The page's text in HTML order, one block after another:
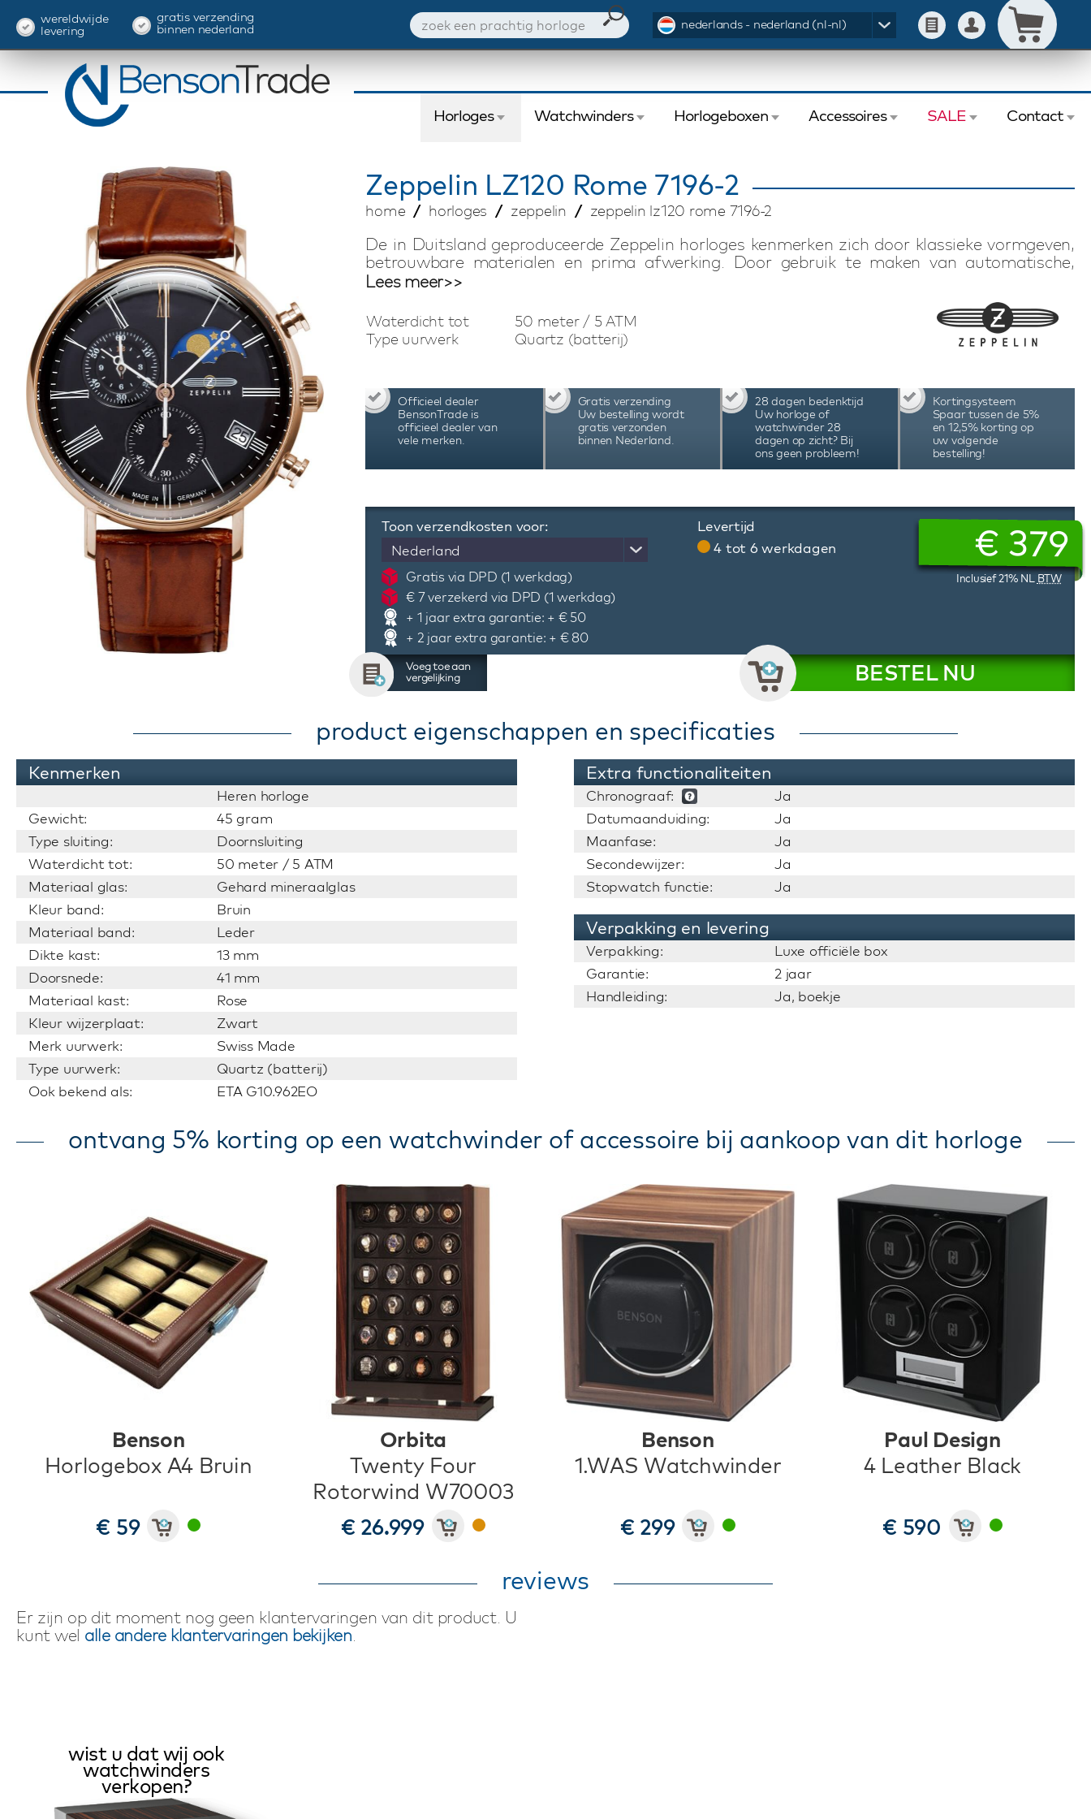
wereldwijde
levering
gratis verzending
binnen nederland nederlands - nederland (nl-nl)
Horloges Watchwinders Horlogeboxen Accessoires SALE Contact
Zeppelin LZ120 Rome 7196-2
home horloges zeppelin zeppelin lz120 rome 7196-2
De in Duitsland geproduceerde Zeppelin horloges kenmerken zich door klassieke vormgeven,
betrouwbare materialen en prima afwerking. Door gebruik te maken van automatische,
mechanische en quartz uurwerken biedt Zeppelin voor elke horlogeliefhebber een ruime keuze.
De Zeppelin horloges zijn standaard voorzien van een schitterend lederen band, gehard glas
en een stevige sluiting. Daarnaast wordt elk Zeppelin horloge gepresenteerd in een luxe box
die het horloge net dat extra beetje cachet geeft.
Lees meer>>
Waterdicht tot
50 meter / 5 ATM
Type uurwerk
Quartz (batterij)
Officieel dealer
BensonTrade is
officieel dealer van
vele merken.
Gratis verzending
Uw bestelling wordt
gratis verzonden
binnen Nederland.
28 dagen bedenktijd
Uw horloge of
watchwinder 28
dagen op zicht? Bij
ons geen probleem!
Kortingsysteem
Spaar tussen de 5%
en 12,5% korting op
uw volgende
bestelling!
Toon verzendkosten voor:
Nederland
Gratis via DPD (1 werkdag)
€ 7 verzekerd via DPD (1 werkdag)
+ 1 jaar extra garantie: + € 50
+ 2 jaar extra garantie: + € 80
Levertijd
4 tot 6 werkdagen
€379
Inclusief 21% NL BTW
Voeg toe aan
vergelijking
BESTEL NU
product eigenschappen en specificaties
Kenmerken
Heren horloge
Gewicht:
45 gram
Type sluiting:
Doornsluiting
Waterdicht tot:
50 meter / 5 ATM
Materiaal glas:
Gehard mineraalglas
Kleur band:
Bruin
Materiaal band:
Leder
Dikte kast:
13 mm
Doorsnede:
41 mm
Materiaal kast:
Rose
Kleur wijzerplaat:
Zwart
Merk uurwerk:
Swiss Made
Type uurwerk:
Quartz (batterij)
Ook bekend als:
ETA G10.962EO
Extra functionaliteiten
Chronograaf:
Ja
Datumaanduiding:
Ja
Maanfase:
Ja
Secondewijzer:
Ja
Stopwatch functie:
Ja
Verpakking en levering
Verpakking:
Luxe officiële box
Garantie:
2 jaar
Handleiding:
Ja, boekje
ontvang 5% korting op een watchwinder of accessoire bij aankoop van dit horloge
Benson
Horlogebox A4 Bruin
€ 59
Orbita
Twenty Four
Rotorwind W70003
€ 26.999
Benson
1.WAS Watchwinder
€ 299
Paul Design
4 Leather Black
€ 590
reviews
Er zijn op dit moment nog geen klantervaringen van dit product. U
kunt wel alle andere klantervaringen bekijken.
wist u dat wij ook
watchwinders
verkopen?